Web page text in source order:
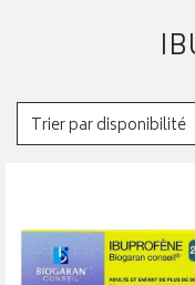
Trier par disponibilité